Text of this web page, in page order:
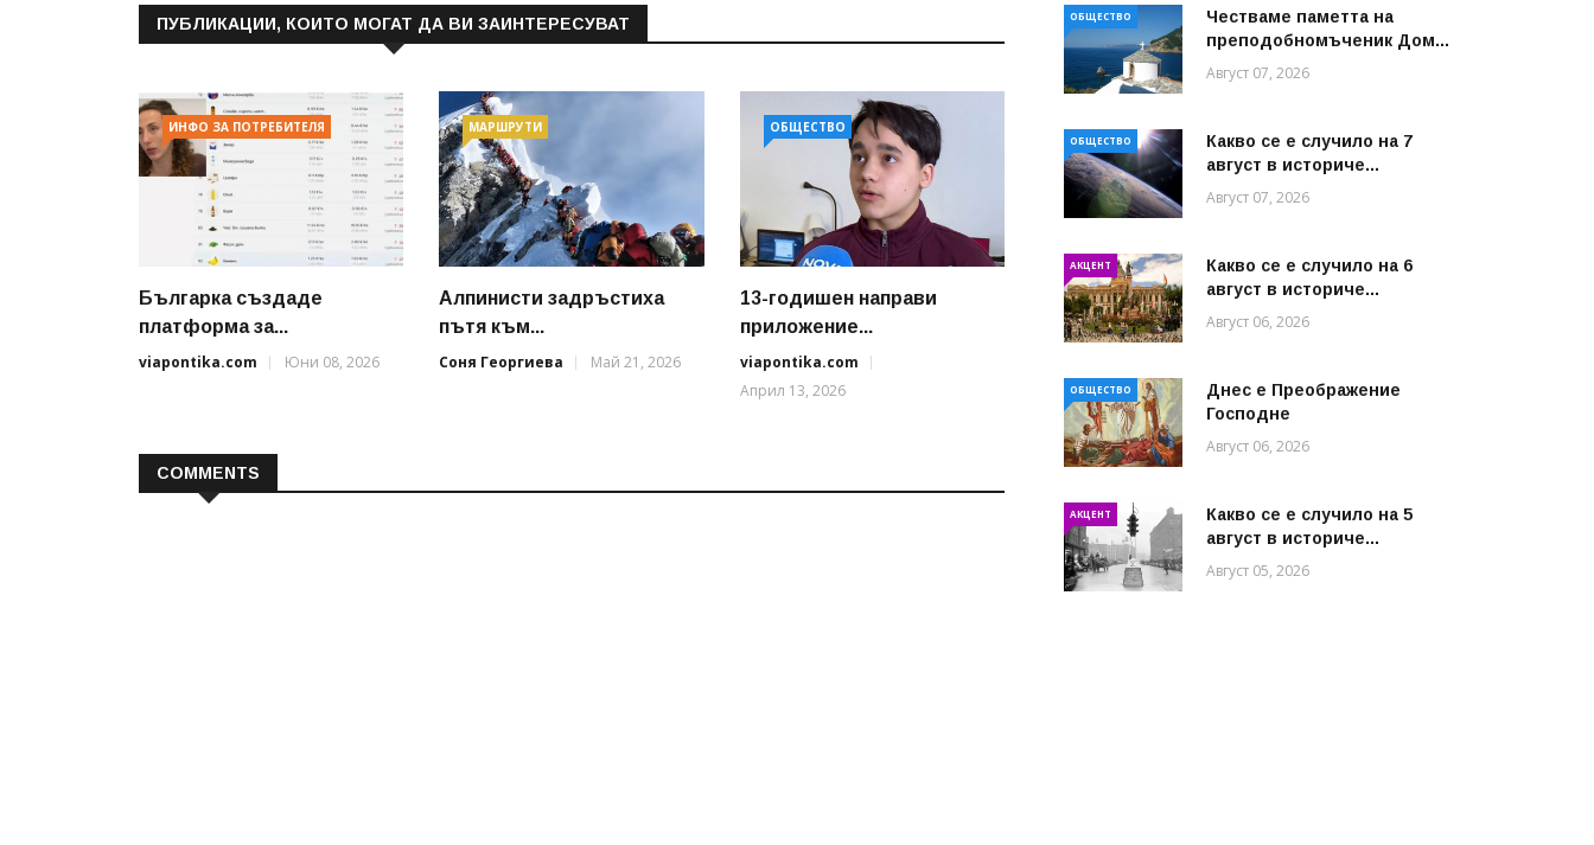
ПУБЛИКАЦИИ, КОИТО МОГАТ ДА ВИ ЗАИНТЕРЕСУВАТ
ИНФО ЗА ПОТРЕБИТЕЛЯ
Българка създаде
платформа за...
viapontika.com
Юни 08, 2026
МАРШРУТИ
Алпинисти задръстиха
пътя към...
Соня Георгиева
Май 21, 2026
ОБЩЕСТВО
13-годишен направи
приложение...
viapontika.com
Април 13, 2026
COMMENTS
ОБЩЕСТВО
Честваме паметта на
преподобномъченик Дом...
Август 07, 2026
ОБЩЕСТВО
Какво се е случило на 7
август в историче...
Август 07, 2026
АКЦЕНТ
Какво се е случило на 6
август в историче...
Август 06, 2026
ОБЩЕСТВО
Днес е Преображение
Господне
Август 06, 2026
АКЦЕНТ
Какво се е случило на 5
август в историче...
Август 05, 2026